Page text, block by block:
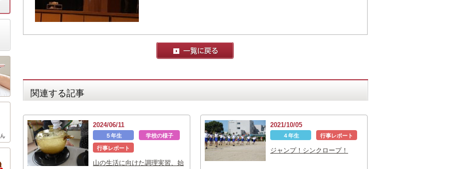
関連する記事
2024/06/11
５年生 学校の様子
行事レポート
山の生活に向けた調理実習、始
2021/10/05
４年生 行事レポート
ジャンプ！シンクロープ！